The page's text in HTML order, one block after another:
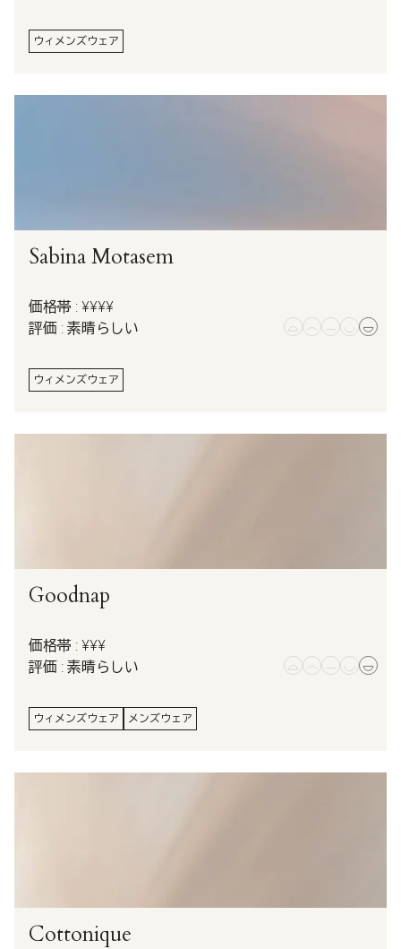
ウィメンズウェア
Sabina Motasem
価格帯 : ¥¥¥¥
評価 : 素晴らしい
ウィメンズウェア
Goodnap
価格帯 : ¥¥¥
評価 : 素晴らしい
ウィメンズウェア メンズウェア
Cottonique